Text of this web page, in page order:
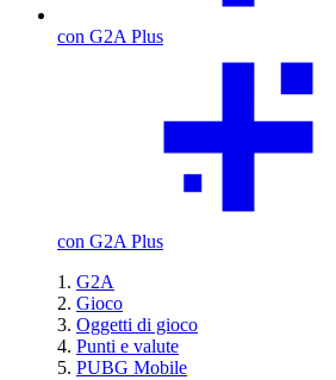
con G2A Plus
con G2A Plus
G2A
Gioco
Oggetti di gioco
Punti e valute
PUBG Mobile